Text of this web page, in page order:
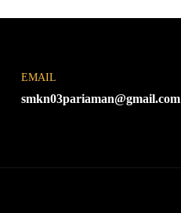
EMAIL
smkn03pariaman@gmail.com